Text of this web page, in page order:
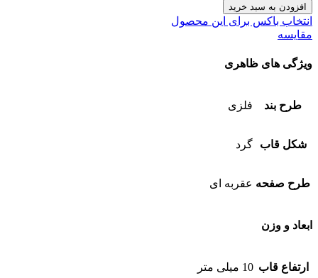
افزودن به سبد خرید
انتخاب باکس برای این محصول
مقایسه
ویژگی های ظاهری
طرح بند فلزی
شکل قاب گرد
طرح صفحه عقربه ای
ابعاد و وزن
ارتفاع قاب 10 میلی متر